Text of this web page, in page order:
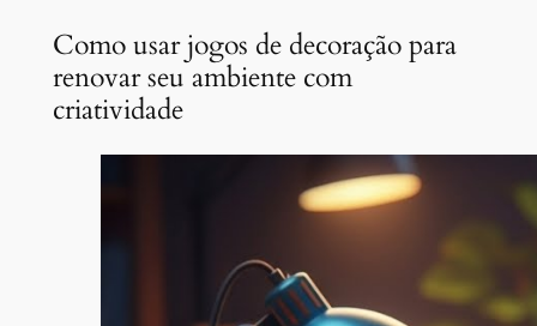
Como usar jogos de decoração para
renovar seu ambiente com
criatividade